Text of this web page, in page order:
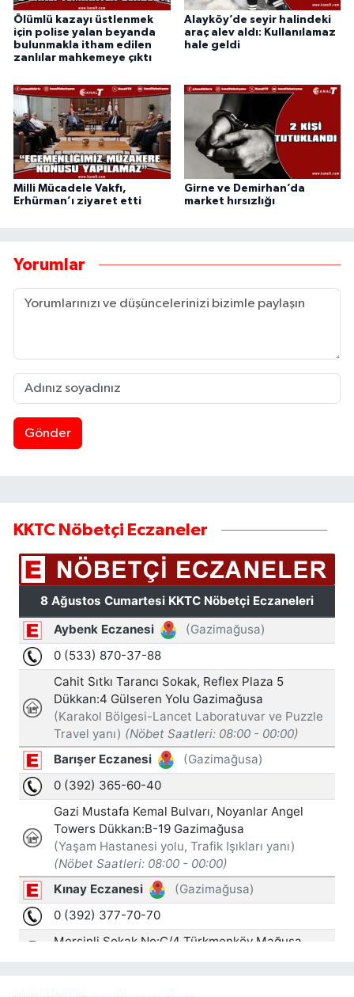
Ölümlü kazayı üstlenmek
için polise yalan beyanda
bulunmakla itham edilen
zanlılar mahkemeye çıktı
Alayköy’de seyir halindeki
araç alev aldı: Kullanılamaz
hale geldi
Milli Mücadele Vakfı,
Erhürman’ı ziyaret etti
Girne ve Demirhan’da
market hırsızlığı
Yorumlar
Gönder
KKTC Nöbetçi Eczaneler